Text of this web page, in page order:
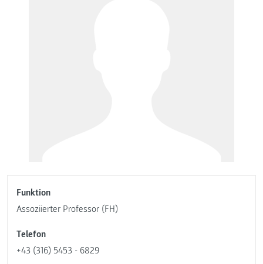
Funktion
Assoziierter Professor (FH)
Telefon
+43 (316) 5453 - 6829